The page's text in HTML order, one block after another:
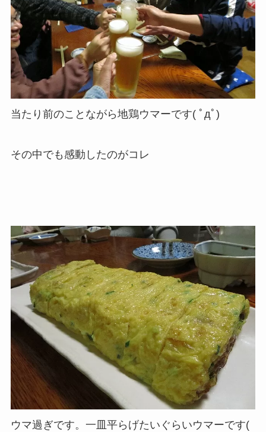
当たり前のことながら地鶏ウマーです( ﾟдﾟ)
その中でも感動したのがコレ
ウマ過ぎです。一皿平らげたいぐらいウマーです(